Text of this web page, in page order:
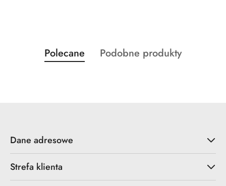
Pomiń karuzelę produktów
Produkty
o
Polecane
Produkty
Podobne produkty
Dane adresowe
Strefa klienta